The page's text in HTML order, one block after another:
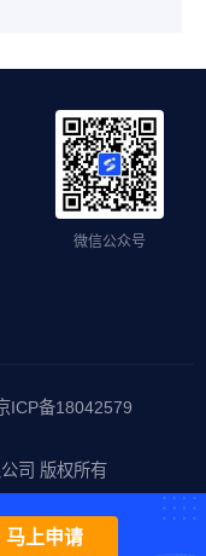
马上申请
微信公众号
ICP备18042579
司 版权所有